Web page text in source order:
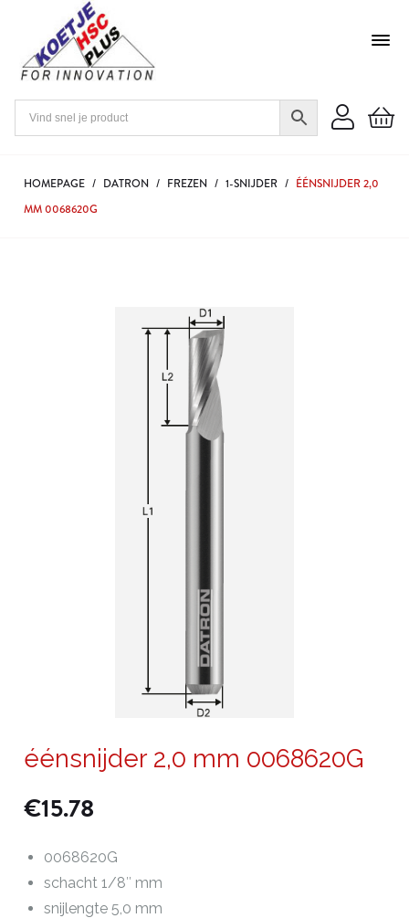
HOMEPAGE / DATRON / FREZEN / 1-SNIJDER / ÉÉNSNIJDER 2,0
MM 0068620G
éénsnijder 2,0 mm 0068620G
€15.78
0068620G
schacht 1/8″ mm
snijlengte 5,0 mm